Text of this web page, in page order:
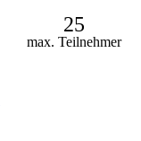
25
max. Teilnehmer